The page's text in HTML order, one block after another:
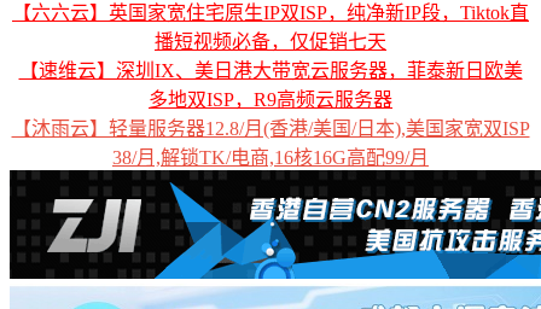
【六六云】英国家宽住宅原生IP双ISP，纯净新IP段，Tiktok直
播短视频必备，仅促销七天
【速维云】深圳IX、美日港大带宽云服务器，菲泰新日欧美
多地双ISP，R9高频云服务器
【沐雨云】轻量服务器12.8/月(香港/美国/日本),美国家宽双ISP
38/月,解锁TK/电商,16核16G高配99/月